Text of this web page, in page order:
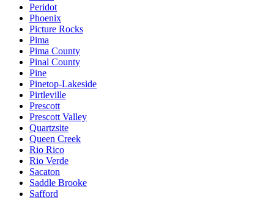
Peridot
Phoenix
Picture Rocks
Pima
Pima County
Pinal County
Pine
Pinetop-Lakeside
Pirtleville
Prescott
Prescott Valley
Quartzsite
Queen Creek
Rio Rico
Rio Verde
Sacaton
Saddle Brooke
Safford